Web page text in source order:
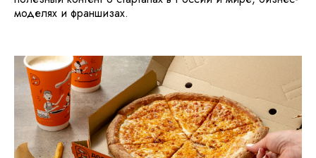
моделях и франшизах.